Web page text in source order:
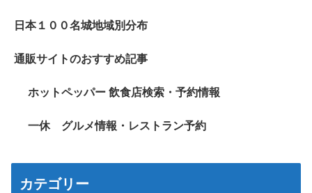
日本１００名城地域別分布
通販サイトのおすすめ記事
ホットペッパー 飲食店検索・予約情報
一休 グルメ情報・レストラン予約
カテゴリー